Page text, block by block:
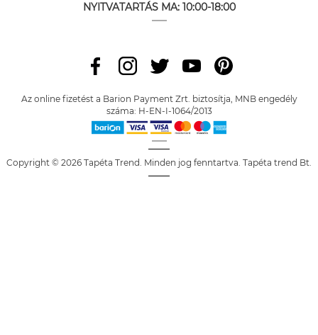
NYITVATARTÁS MA: 10:00-18:00
Az online fizetést a Barion Payment Zrt. biztosítja, MNB engedély
száma: H-EN-I-1064/2013
Copyright © 2026 Tapéta Trend. Minden jog fenntartva. Tapéta trend Bt.